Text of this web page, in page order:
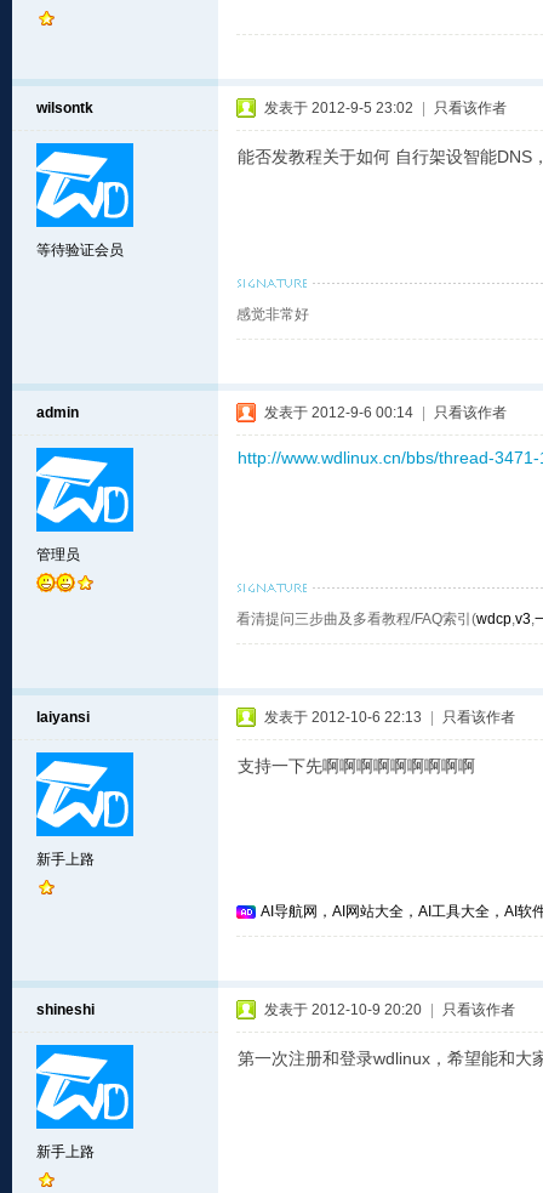
wilsontk
等待验证会员
发表于 2012-9-5 23:02 只看该作者
能否发教程关于如何 自行架设智能DNS
感觉非常好
admin
管理员
发表于 2012-9-6 00:14 只看该作者
http://www.wdlinux.cn/bbs/thread-
看清提问三步曲及多看教程/FAQ索引(wdcp,v3,
laiyansi
新手上路
发表于 2012-10-6 22:13 只看该作者
支持一下先啊啊啊啊啊啊啊啊啊
AI导航网，AI网站大全，AI工具大全，AI软
shineshi
新手上路
发表于 2012-10-9 20:20 只看该作者
第一次注册和登录wdlinux，希望能和大